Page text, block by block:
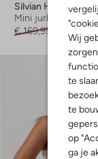
Wij
te
te
op
ga je
Silvian Heach
Mini jurk
€ 169,95
€ 67,99